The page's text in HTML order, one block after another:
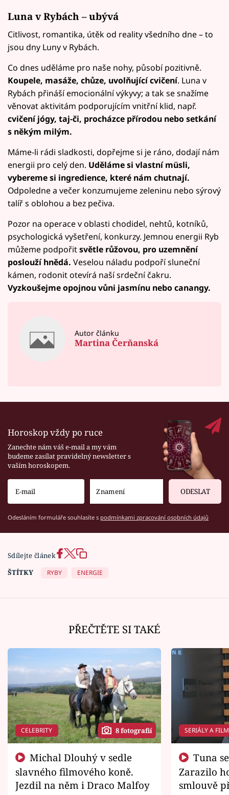
Luna v Rybách – ubývá
Citlivost, romantika, útěk od reality všedního dne – to
jsou dny Luny v Rybách.
Co dnes uděláme pro naše nohy, působí pozitivně.
Koupele, masáže, chůze, uvolňující cvičení. Luna v
Rybách přináší emocionální výkyvy; a tak se snažíme
věnovat aktivitám podporujícím vnitřní klid, např.
cvičení jógy, taj-či, procházce přírodou nebo setkání
s někým milým.
Máme-li rádi sladkosti, dopřejme si je ráno, dodají nám
energii pro celý den. Uděláme si vlastní müsli,
vybereme si ingredience, které nám chutnají.
Odpoledne a večer konzumujeme zeleninu nebo sýrový
talíř s oblohou a bez pečiva.
Pozor na operace v oblasti chodidel, nehtů, kotníků,
psychologická vyšetření, konkurzy. Jemnou energii Ryb
můžeme podpořitsvětle růžovou, pro uzemnění
poslouží hnědá. Veselou náladu podpoří sluneční
kámen, rodonit otevírá naší srdeční čakru.
Vyzkoušejme opojnou vůni jasmínu nebo canangy.
Autor článku
Martina Čerňanská
Horoskop vždy po ruce
Zanechte nám váš e-mail a my vám
budeme zasílat pravidelný newsletter s
vaším horoskopem.
ODESLAT
Odesláním formuláře souhlasíte s podmínkami zpracování osobních údajů
Sdílejte článek
ŠTÍTKY
RYBY ENERGIE
PŘEČTĚTE SI TAKÉ
CELEBRITY 8 fotografií
slavného filmového koně.
Jezdil na něm i Draco Malfoy
SERIÁLY A
Zarazilo
smlouvě